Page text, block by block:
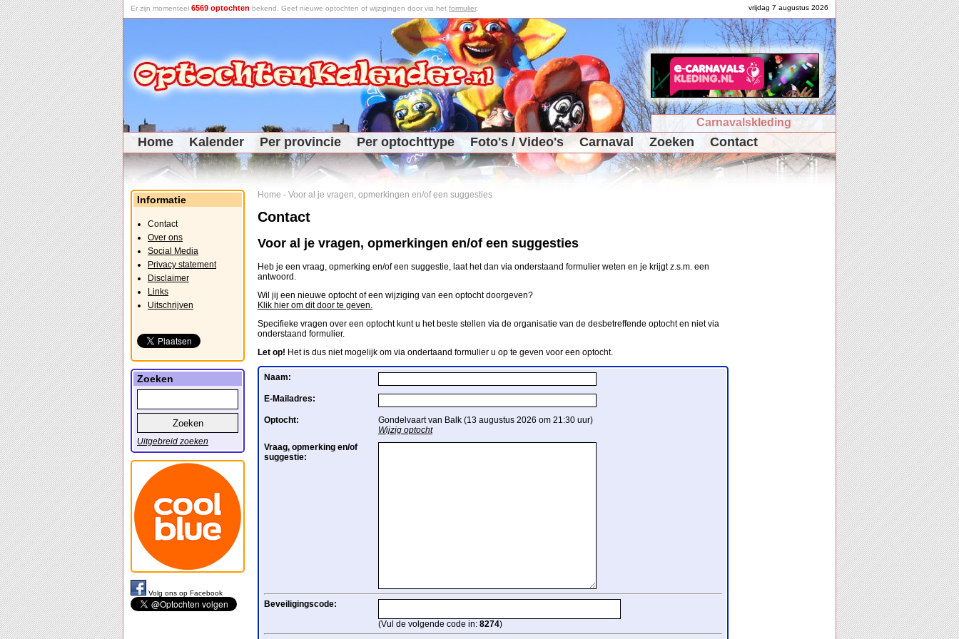
vrijdag 7 augustus 2026
Er zijn momenteel 6569 optochten bekend. Geef nieuwe optochten of wijzigingen door via het formulier.
Carnavalskleding
Home Kalender Per provincie Per optochttype Foto's / Video's Carnaval Zoeken Contact
Home - Voor al je vragen, opmerkingen en/of een suggesties
Contact
Voor al je vragen, opmerkingen en/of een suggesties
Heb je een vraag, opmerking en/of een suggestie, laat het dan via onderstaand formulier weten en je krijgt z.s.m. een
antwoord.
Wil jij een nieuwe optocht of een wijziging van een optocht doorgeven?
Klik hier om dit door te geven.
Specifieke vragen over een optocht kunt u het beste stellen via de organisatie van de desbetreffende optocht en niet via
onderstaand formulier.
Let op! Het is dus niet mogelijk om via ondertaand formulier u op te geven voor een optocht.
Naam:
E-Mailadres:
Optocht:
Gondelvaart van Balk (13 augustus 2026 om 21:30 uur)
Wijzig optocht
Vraag, opmerking en/of
suggestie:
Beveiligingscode:
(Vul de volgende code in: 8274)
Informatie
Contact
Over ons
Social Media
Privacy statement
Disclaimer
Links
Uitschrijven
Zoeken
Uitgebreid zoeken
Volg ons op Facebook